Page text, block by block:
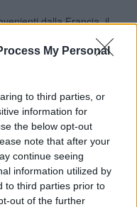
My Personal
to third parties, or
information for
the below opt-out
note that after your
continue seeing
information utilized by
to third parties prior to
out of the further
dalla Francia, il
mesi sollevato dalle
di uscire dalla fortezza e
presto trovata una
settecento uomini dei
con armi, bagagli,
Forte di San Giacomo
fra feriti gravi e
armi dalle truppe schierate
della patria: così finisce il
di Longone da parte dei